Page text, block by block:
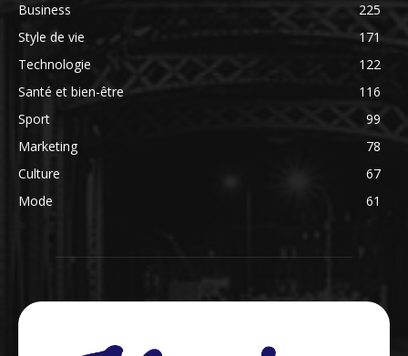
Business
225
Style de vie
171
Technologie
122
Santé et bien-être
116
Sport
99
Marketing
78
Culture
67
Mode
61